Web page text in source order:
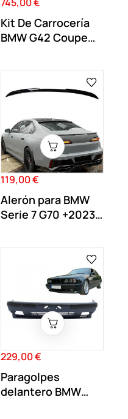
Kit De Carrocería
BMW G42 Coupe
Precio
119,00 €
Alerón para BMW
Serie 7 G70 +2023
Precio
229,00 €
Paragolpes
delantero BMW